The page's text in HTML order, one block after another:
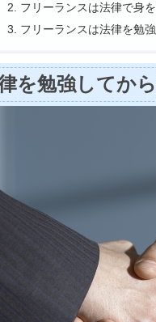
フリーランスは法律で身
フリーランスは法律を勉
を勉強してか